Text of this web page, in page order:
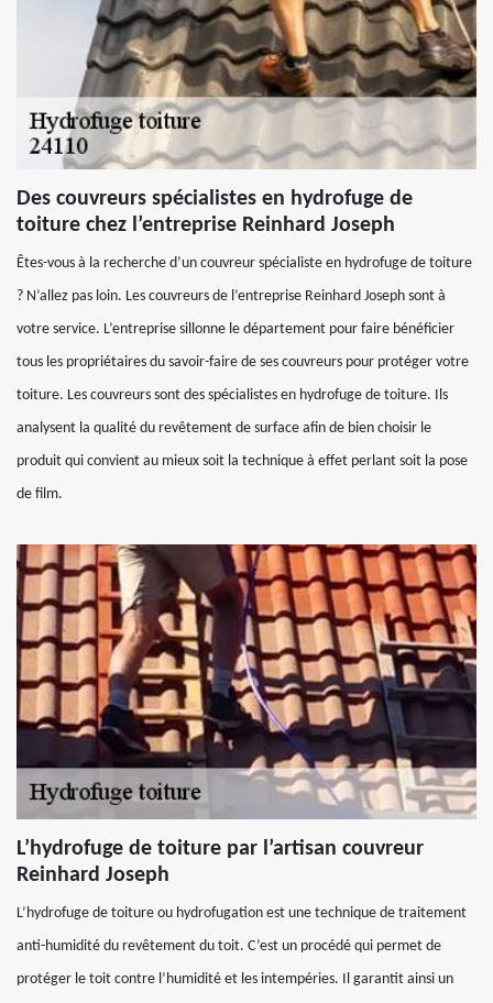
Des couvreurs spécialistes en hydrofuge de
toiture chez l’entreprise Reinhard Joseph
Êtes-vous à la recherche d’un couvreur spécialiste en hydrofuge de toiture
? N’allez pas loin. Les couvreurs de l’entreprise Reinhard Joseph sont à
votre service. L’entreprise sillonne le département pour faire bénéficier
tous les propriétaires du savoir-faire de ses couvreurs pour protéger votre
toiture. Les couvreurs sont des spécialistes en hydrofuge de toiture. Ils
analysent la qualité du revêtement de surface afin de bien choisir le
produit qui convient au mieux soit la technique à effet perlant soit la pose
de film.
L’hydrofuge de toiture par l’artisan couvreur
Reinhard Joseph
L’hydrofuge de toiture ou hydrofugation est une technique de traitement
anti-humidité du revêtement du toit. C’est un procédé qui permet de
protéger le toit contre l’humidité et les intempéries. Il garantit ainsi un